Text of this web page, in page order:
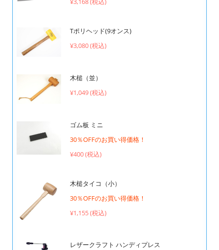
Tポリヘッド(9オンス)
¥3,080 (税込)
木槌（並）
¥1,049 (税込)
ゴム板 ミニ
30％OFFのお買い得価格！
¥400 (税込)
木槌タイコ（小）
30％OFFのお買い得価格！
¥1,155 (税込)
レザークラフト ハンディプレス